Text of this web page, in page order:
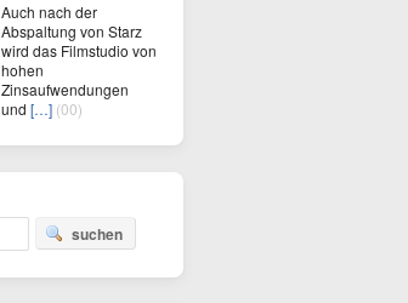
Auch nach der
Abspaltung von Starz
wird das Filmstudio von
hohen
Zinsaufwendungen
und […] (00)
suchen